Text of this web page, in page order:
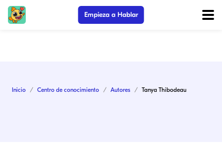
Empieza a Hablar
Inicio Centro de conocimiento Autores Tanya Thibodeau